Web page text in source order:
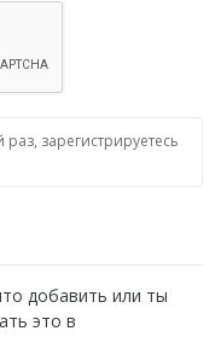
зарегистрируетесь
добавить или ты
это в